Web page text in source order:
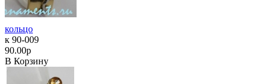
кольцо
к 90-009
90.00р
В Корзину